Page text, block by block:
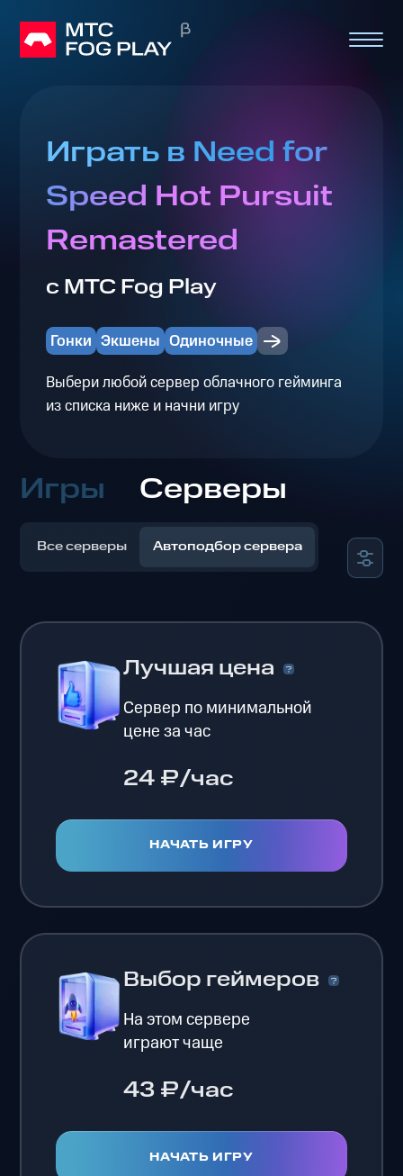
Играть в Need for
Speed Hot Pursuit
Remastered
с МТС Fog Play
Гонки Экшены Одиночные
Выбери любой сервер облачного гейминга
из списка ниже и начни игру
Игры Серверы
Все серверы Автоподбор сервера
Лучшая цена
Сервер по минимальной
цене за час
24 ₽/час
НАЧАТЬ ИГРУ
Выбор геймеров
На этом сервере
играют чаще
43 ₽/час
НАЧАТЬ ИГРУ